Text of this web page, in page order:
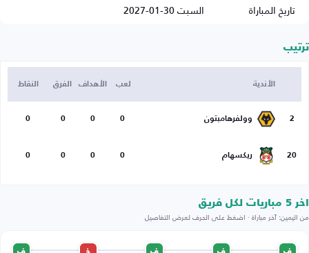
تاريخ المباراة
السبت 30-01-2027
ترتيب
الأندية لعب الأهداف الفرق النقاط
2 وولفرهامبتون 0
0
0
0
20 ريكسهام 0
0
0
0
اخر 5 مباريات لكل فريق
من اليمين: آخر مباراة · اضغط على الحرف لعرض التفاصيل